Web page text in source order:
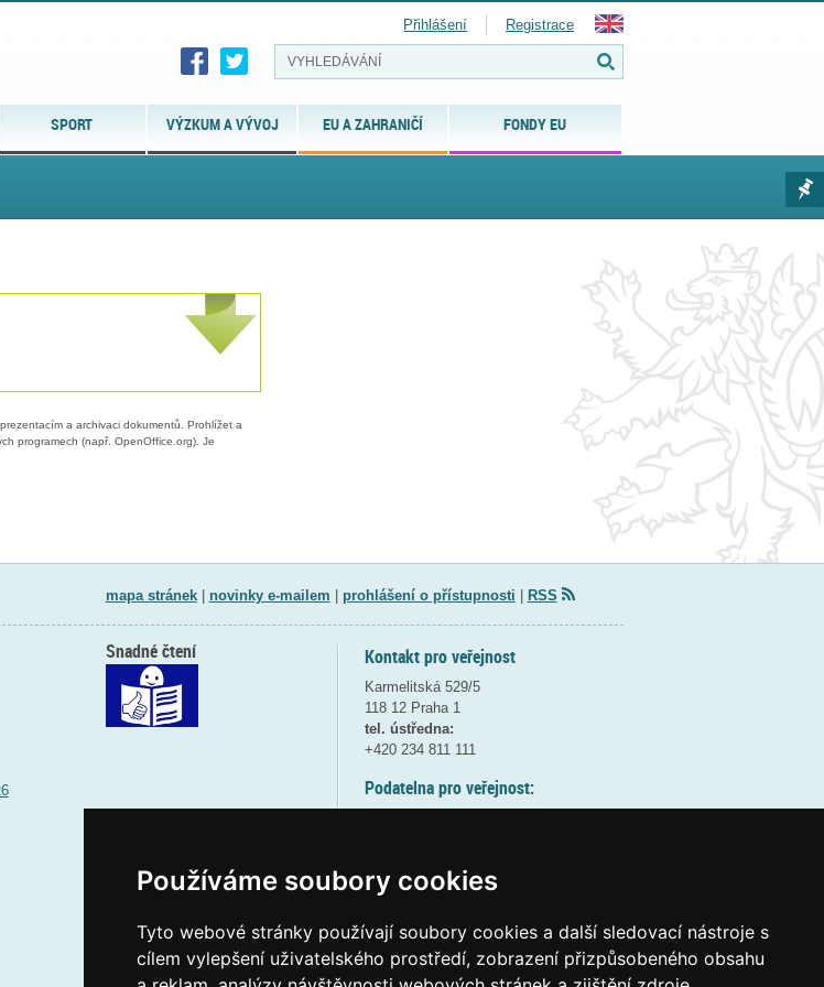
Používáme soubory cookies
Tyto webové stránky používají soubory cookies a další sledovací nástroje s
cílem vylepšení uživatelského prostředí, zobrazení přizpůsobeného obsahu
SPORT VÝZKUM A VÝVOJ EU A ZAHRANIČÍ FONDY EU
Přihlášení Registrace
a archivaci dokumentů. Prohlížet a
programech (např. OpenOffice.org). Je
mapa stránek| novinky e-mailem prohlášení o přístupnosti RSS
Kontakt pro veřejnost
Karmelitská 529/5
118 12 Praha 1
tel. ústředna:
+420 234 811 111
Podatelna pro veřejnost:
(více informací
Elektronická podatelna:
Snadné čtení